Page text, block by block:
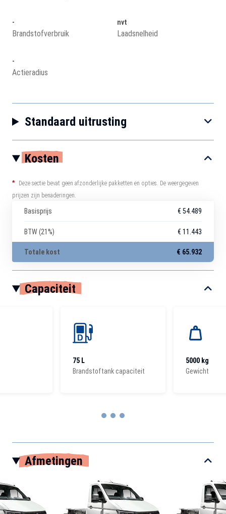
-
Brandstofverbruik
nvt
Laadsnelheid
-
Actieradius
Standaard uitrusting
Kosten
*
Deze sectie bevat geen afzonderlijke pakketten en opties. De weergegeven
prijzen zijn benaderingen.
Basisprijs € 54.489
BTW (21%) € 11.443
Totale kost € 65.932
Capaciteit
75 L
Brandstoftank capaciteit
5000 kg
Gewicht
Afmetingen